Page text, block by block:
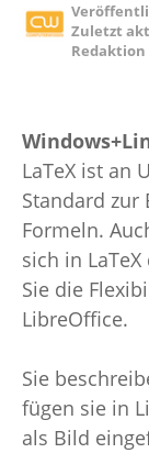
Zuletzt
LaTeX ist an
Standard
Formeln.
sich in
Sie die
LibreOffice.
Sie
fügen sie in
als Bild